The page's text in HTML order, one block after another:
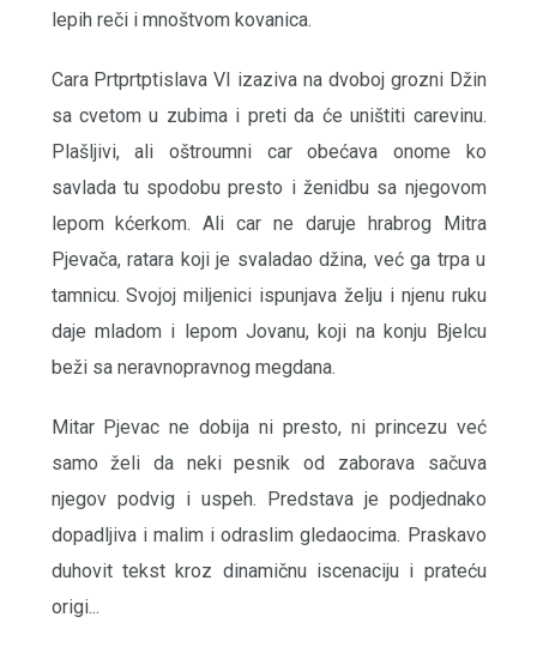
lepih reči i mnoštvom kovanica.
Cara Prtprtptislava VI izaziva na dvoboj grozni Džin
sa cvetom u zubima i preti da će uništiti carevinu.
Plašljivi, ali oštroumni car obećava onome ko
savlada tu spodobu presto i ženidbu sa njegovom
lepom kćerkom. Ali car ne daruje hrabrog Mitra
Pjevača, ratara koji je svaladao džina, već ga trpa u
tamnicu. Svojoj miljenici ispunjava želju i njenu ruku
daje mladom i lepom Jovanu, koji na konju Bjelcu
beži sa neravnopravnog megdana.
Mitar Pjevac ne dobija ni presto, ni princezu već
samo želi da neki pesnik od zaborava sačuva
njegov podvig i uspeh. Predstava je podjednako
dopadljiva i malim i odraslim gledaocima. Praskavo
duhovit tekst kroz dinamičnu iscenaciju i prateću
origi...